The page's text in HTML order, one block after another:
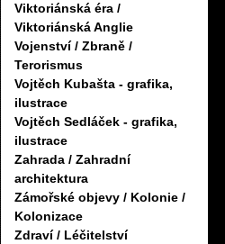
Viktoriánská éra /
Viktoriánská Anglie
Vojenství / Zbraně /
Terorismus
Vojtěch Kubašta - grafika,
ilustrace
Vojtěch Sedláček - grafika,
ilustrace
Zahrada / Zahradní
architektura
Zámořské objevy / Kolonie /
Kolonizace
Zdraví / Léčitelství